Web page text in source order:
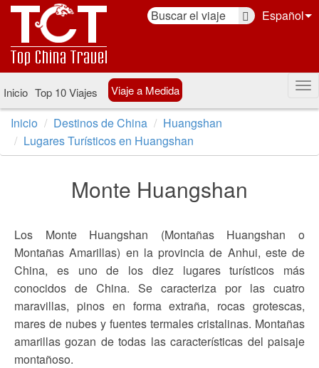
Español
Inicio Top 10 Viajes Viaje a Medida
Inicio Destinos de China
Huangshan
Lugares Turísticos en Huangshan
Monte Huangshan
Los Monte Huangshan (Montañas Huangshan o
Montañas Amarillas) en la provincia de Anhui, este de
China, es uno de los diez lugares turísticos más
conocidos de China. Se caracteriza por las cuatro
maravillas, pinos en forma extraña, rocas grotescas,
mares de nubes y fuentes termales cristalinas. Montañas
amarillas gozan de todas las características del paisaje
montañoso.